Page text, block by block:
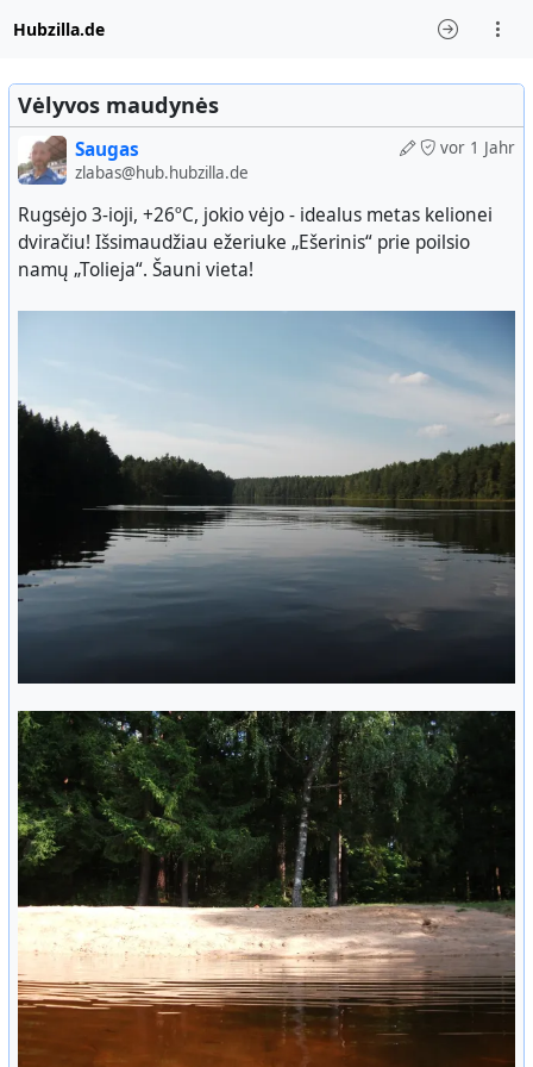
Hubzilla.de
Vėlyvos maudynės
vor 1 Jahr
Saugas
zlabas@hub.hubzilla.de
Rugsėjo 3-ioji, +26ºC, jokio vėjo - idealus metas kelionei
dviračiu! Išsimaudžiau ežeriuke „Ešerinis“ prie poilsio
namų „Tolieja“. Šauni vieta!